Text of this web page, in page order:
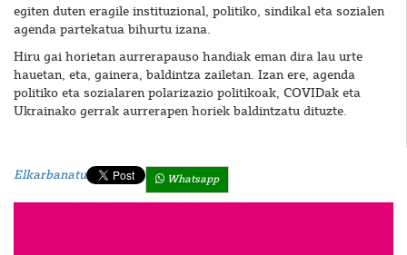
egiten duten eragile instituzional, politiko, sindikal eta sozialen
agenda partekatua bihurtu izana.
Hiru gai horietan aurrerapauso handiak eman dira lau urte
hauetan, eta, gainera, baldintza zailetan. Izan ere, agenda
politiko eta sozialaren polarizazio politikoak, COVIDak eta
Ukrainako gerrak aurrerapen horiek baldintzatu dituzte.
Elkarbanatu Whatsapp